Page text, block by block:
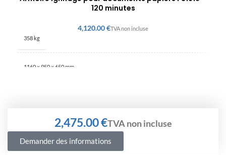
120 minutes
€
358 kg
1160 × 950 × 650 mm
€
Demander des informations